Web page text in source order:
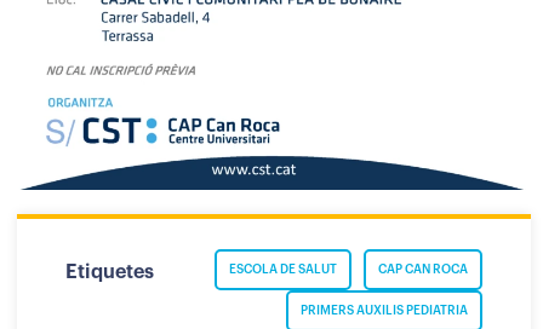
Etiquetes CAP CAN ROCA
ESCOLA DE SALUT
PRIMERS AUXILIS PEDIATRIA